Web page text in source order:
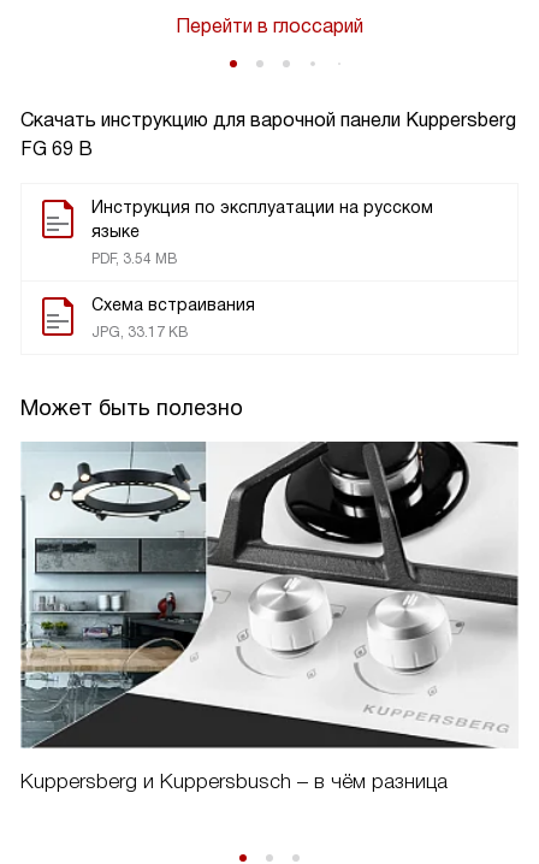
Скачать инструкцию для варочной панели Kuppersberg
FG 69 B
Инструкция по эксплуатации на русском
языке
PDF, 3.54 MB
Схема встраивания
JPG, 33.17 KB
Может быть полезно
Kuppersberg и Kuppersbusch – в чём разница
Перейти в глоссарий